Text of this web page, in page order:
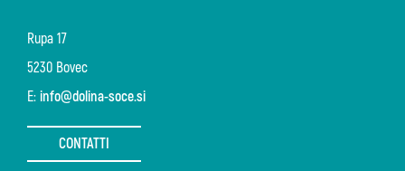
Rupa 17
5230 Bovec
E: info@dolina-soce.si
CONTATTI